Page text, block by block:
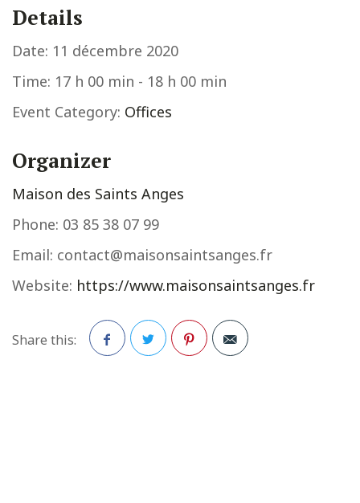
Details
Date: 11 décembre 2020
Time: 17 h 00 min - 18 h 00 min
Event Category: Offices
Organizer
Maison des Saints Anges
Phone: 03 85 38 07 99
Email: contact@maisonsaintsanges.fr
Website: https://www.maisonsaintsanges.fr
Share this: